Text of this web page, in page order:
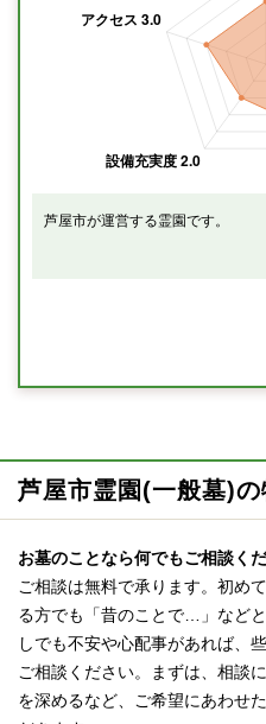
芦屋市が運営する霊園です。
芦屋市霊園(一般墓)の
お墓のことなら何でもご相談く
ご相談は無料で承ります。初め
る方でも「昔のことで…」など
しでも不安や心配事があれば、
ご相談ください。まずは、相談
を深めるなど、ご希望にあわせ